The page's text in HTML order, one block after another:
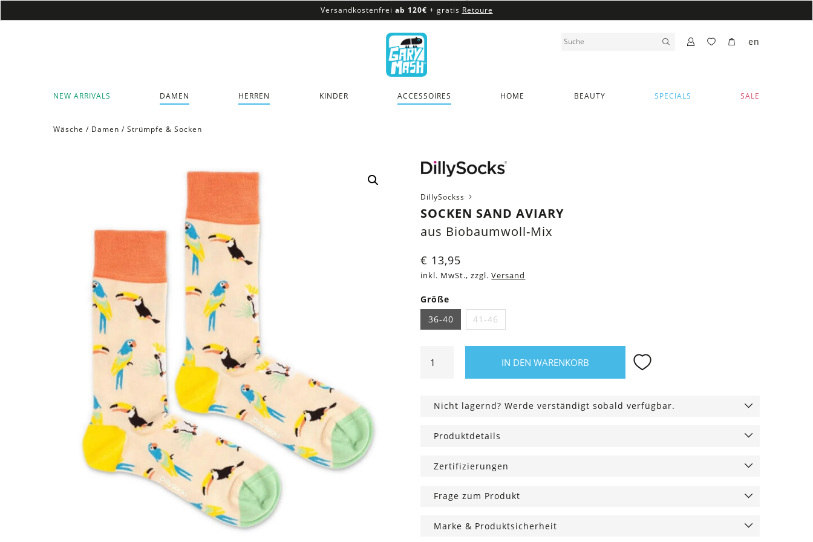
Versandkostenfrei ab 120€ + gratis Retoure
Versandkostenfreiab 120€
NEW ARRIVALS DAMEN HERREN KINDER ACCESSOIRES HOME BEAUTY SPECIALS SALE
en
Wäsche / Damen / Strümpfe & Socken
DillySockss
SOCKEN SAND AVIARY
aus Biobaumwoll-Mix
€ 13,95
inkl. MwSt., zzgl. Versand
Größe
36-40
41-46
Sand
IN DEN WARENKORB
Nicht lagernd? Werde verständigt sobald verfügbar.
Produktdetails
Zertifizierungen
Frage zum Produkt
Marke & Produktsicherheit